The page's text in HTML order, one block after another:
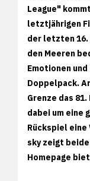
League"
letztjährigen
der letzten 16.
den Meeren
Emotionen
Doppelpack.
Grenze das
dabei um eine
Rückspiel eine
sky zeigt beide
Homepage